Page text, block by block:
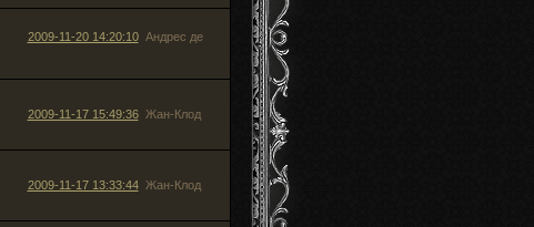
2009-11-20 14:20:10 Андрес де
2009-11-17 15:49:36 Жан-Клод
2009-11-17 13:33:44 Жан-Клод